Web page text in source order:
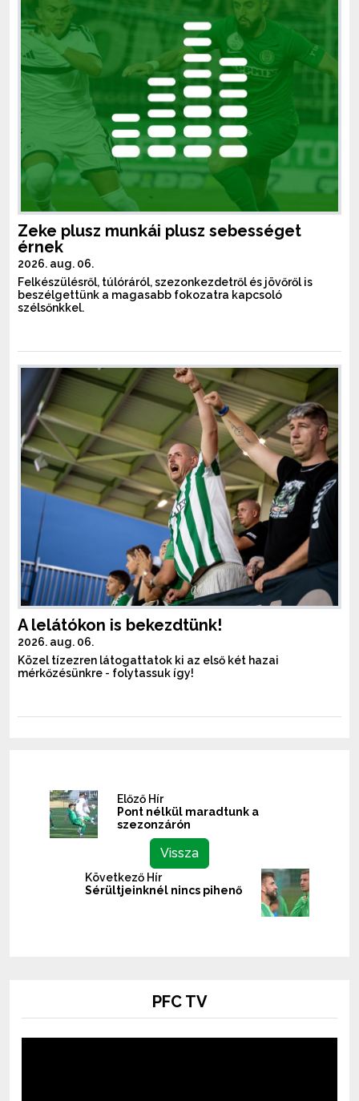
Zeke plusz munkái plusz sebességet
érnek
2026. aug. 06.
Felkészülésről, túlóráról, szezonkezdetről és jövőről is
beszélgettünk a magasabb fokozatra kapcsoló
szélsőnkkel.
A lelátókon is bekezdtünk!
2026. aug. 06.
Közel tízezren látogattatok ki az első két hazai
mérkőzésünkre - folytassuk így!
Előző Hír
Pont nélkül maradtunk a
szezonzárón
Vissza
Következő Hír
Sérültjeinknél nincs pihenő
PFC TV